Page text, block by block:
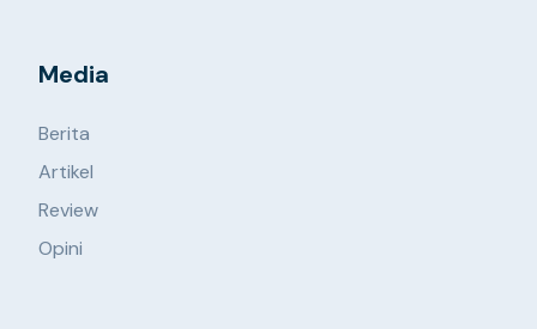
Media
Berita
Artikel
Review
Opini